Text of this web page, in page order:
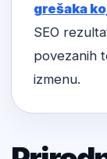
grešaka
SEO
povezanih
izmenu.